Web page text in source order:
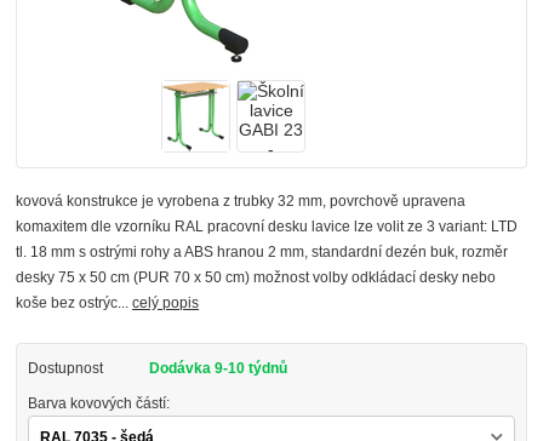
kovová konstrukce je vyrobena z trubky 32 mm, povrchově upravena
komaxitem dle vzorníku RAL pracovní desku lavice lze volit ze 3 variant: LTD
tl. 18 mm s ostrými rohy a ABS hranou 2 mm, standardní dezén buk, rozměr
desky 75 x 50 cm (PUR 70 x 50 cm) možnost volby odkládací desky nebo
koše bez ostrýc...celý popis
Dostupnost Dodávka 9-10 týdnů
Barva kovových částí: